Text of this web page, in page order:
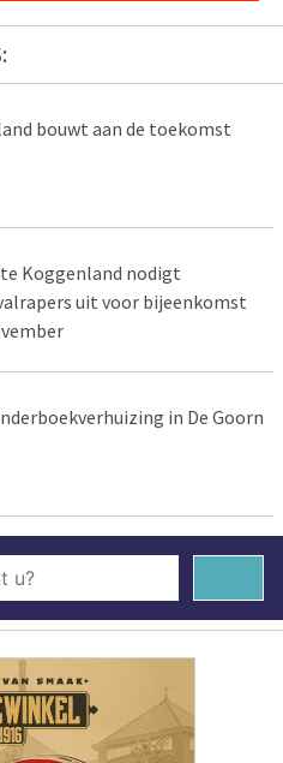
bouwt aan de toekomst
Koggenland nodigt
uit voor bijeenkomst
in De Goorn